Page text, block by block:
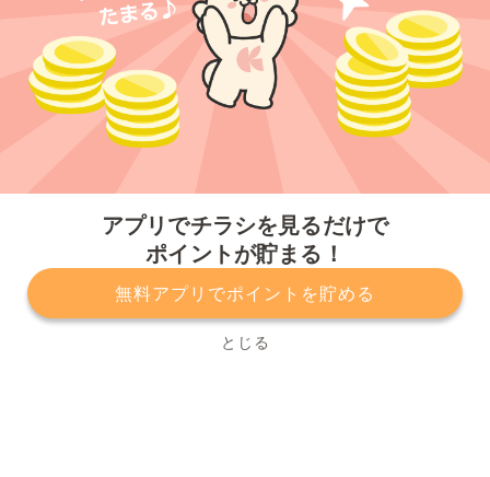
アプリでチラシを見るだけで
ポイントが貯まる！
無料アプリでポイントを貯める
とじる
プライバシーポリシー 利用規約
運営会社
サービスに関してのお問い合わせ